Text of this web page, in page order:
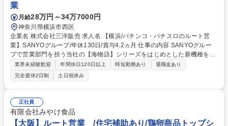
業
月給28万円～34万7000円
神奈川県横浜市西区
企業名 株式会社三洋販売 求人名 【横浜/パチンコ・パチスロのルート営
業】SANYOグループ/年休130日/賞与4.2ヵ月 仕事の内容 SANYOグルー
プで営業部門を担う当社の【海物語】シリーズをはじめとした新機種を担
当エリアのホールに提案・導入いただくお仕事です。 【エリア】神奈川県
の客層に合わせた戦略策定をお任せします。 【業務例】当社の遊技機をホ
ールに提案し、より多くのお客様にお届けするための営業活動をお任せし
ます。【詳細】ほぼ毎月販売される当社の遊技機の提案導入を担当してい
ただきます。【弊社について】当業界では珍しく、基本給のほかに販売台
数に応じてインセンティブが個人に支給されるため高収入にリーチできま
す。また業界トップ企業ならではの堅実な財務基盤で景気や情勢の変化に
業界未経験歓迎 年間休日120日以上 時短勤務あり
退職金あり
完全週休2日制
土日祝休み
正社員
有限会社みやけ食品
【大阪】ルート営業 /住宅補助あり/鶏卵商品トップシ